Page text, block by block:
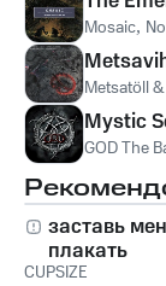
Mosaic,
Metsatöll
Mystic
GOD The
заставь
плакать
CUPSIZE